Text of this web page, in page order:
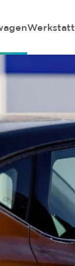
Werkstatt